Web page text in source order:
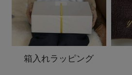
箱入れラッピング